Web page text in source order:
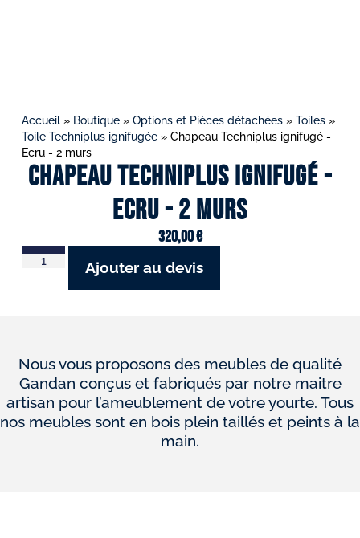
Accueil» Boutique» Options et Pièces détachées» Toiles»
Toile Techniplus ignifugée» Chapeau Techniplus ignifugé -
Ecru - 2 murs
Chapeau Techniplus ignifugé -
Ecru - 2 murs
320,00€
Ajouter au devis
Nous vous proposons des meubles de qualité
Gandan conçus et fabriqués par notre maitre
artisan pour l’ameublement de votre yourte. Tous
nos meubles sont en bois plein taillés et peints à la
main.